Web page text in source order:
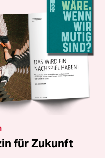
für Zukunft